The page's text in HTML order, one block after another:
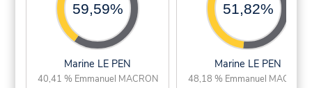
59,59%
Marine LE PEN
40,41 % Emmanuel MACRON
51,82%
Marine LE PEN
48,18 % Emmanuel MACRON